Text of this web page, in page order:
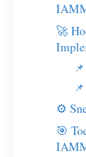
PV-
🚀
⚙️
🎯